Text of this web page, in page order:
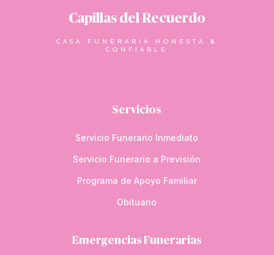
Capillas del Recuerdo
CASA FUNERARIA HONESTA &
CONFIABLE
Servicios
Servicio Funerario Inmediato
Servicio Funerario a Previsión
Programa de Apoyo Familiar
Obituario
Emergencias Funerarias